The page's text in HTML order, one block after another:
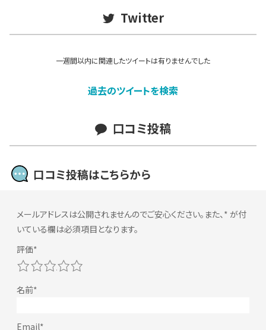
Twitter
一週間以内に関連したツイートは有りませんでした
過去のツイートを検索
口コミ投稿
口コミ投稿はこちらから
メールアドレスは公開されませんのでご安心ください。また、* が付
いている欄は必須項目となります。
5
4
3
2